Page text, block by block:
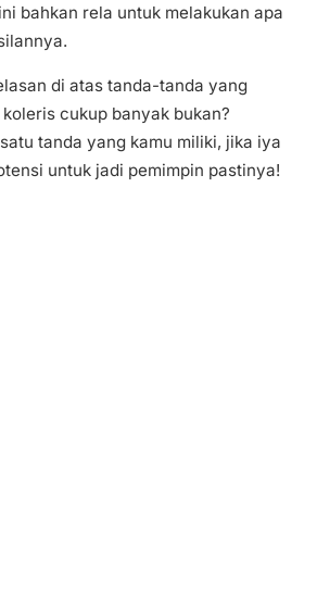
bahkan rela untuk melakukan apa
di atas tanda-tanda yang
cukup banyak bukan?
tanda yang kamu miliki, jika iya
untuk jadi pemimpin pastinya!